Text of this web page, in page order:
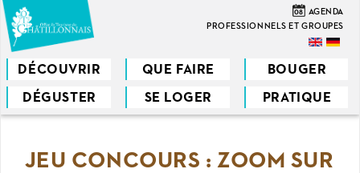
Aller
au
contenu
principal
08 AGENDA
PROFESSIONNELS ET GROUPES
DÉCOUVRIR QUE FAIRE BOUGER
DÉGUSTER SE LOGER PRATIQUE
Vous
JEU CONCOURS : ZOOM SUR